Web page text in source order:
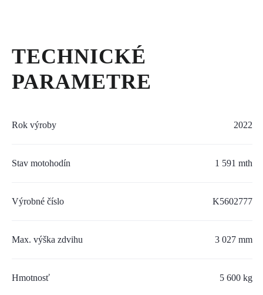
SERVIS A NÁHRADNÉ DIELY
PART.CAT.COM
MÔJSTROJ.SK
Z SHOP
KARIÉRA
TECHNICKÉ
PARAMETRE
Rok výroby 2022
Stav motohodín 1 591 mth
Výrobné číslo K5602777
Max. výška zdvihu 3 027 mm
Hmotnosť 5 600 kg